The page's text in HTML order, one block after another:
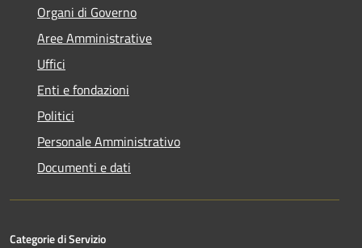
Organi di Governo
Aree Amministrative
Uffici
Enti e fondazioni
Politici
Personale Amministrativo
Documenti e dati
Categorie di Servizio